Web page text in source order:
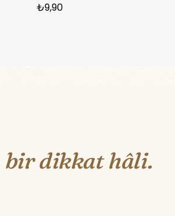
₺9,90
bir dikkat hâli.